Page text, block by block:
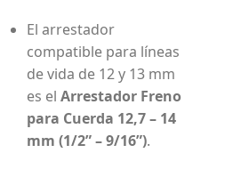
El arrestador
compatible para líneas
de vida de 12 y 13 mm
es el Arrestador Freno
para Cuerda 12,7 – 14
mm (1/2” – 9/16”).